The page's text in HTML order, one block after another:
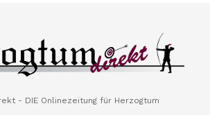
- DIE Onlinezeitung für Herzogtum